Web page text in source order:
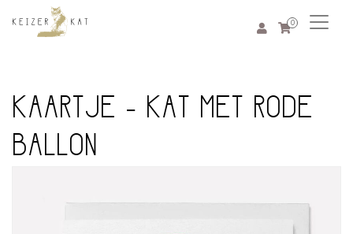
0
KAARTJE - KAT MET RODE
BALLON